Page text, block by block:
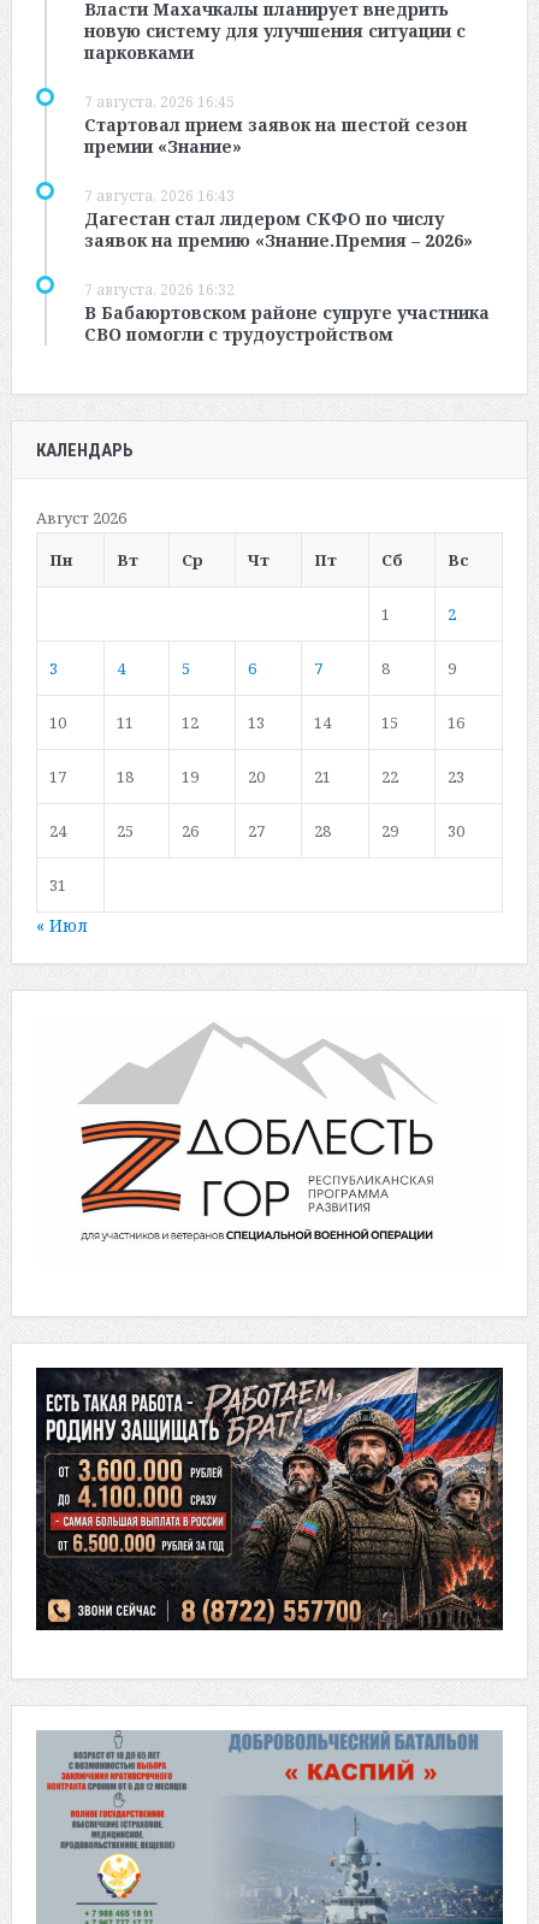
Власти Махачкалы планирует внедрить
новую систему для улучшения ситуации с
парковками
7 августа, 2026 16:45
Стартовал прием заявок на шестой сезон
премии «Знание»
7 августа, 2026 16:43
Дагестан стал лидером СКФО по числу
заявок на премию «Знание.Премия – 2026»
7 августа, 2026 16:32
В Бабаюртовском районе супруге участника
СВО помогли с трудоустройством
КАЛЕНДАРЬ
Август 2026
Пн
Вт Ср Чт Пт Сб Вс
1 2
3 4 5 6 7 8 9
10 11 12 13 14 15 16
17 18 19 20 21 22 23
24 25 26 27 28 29 30
31
« Июл